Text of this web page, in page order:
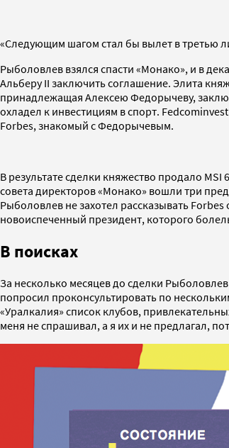
«Следующим шагом стал бы вылет в третью
Рыболовлев взялся спасти «Монако», и в
Альберу II заключить соглашение. Элита
принадлежащая Алексею Федорычеву,
охладел к инвестициям в спорт.
Forbes, знакомый с Федорычевым.
В результате сделки княжество продало
совета директоров «Монако» вошли три
Рыболовлев не захотел рассказывать
новоиспеченный президент, которого
В поисках
За несколько месяцев до сделки
попросил проконсультировать по
«Уралкалия» список клубов,
меня не спрашивал, а я их и не предлагал,